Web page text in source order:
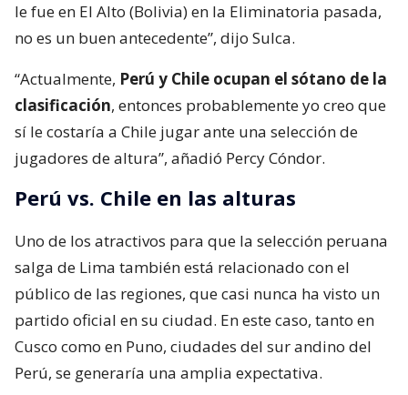
le fue en El Alto (Bolivia) en la Eliminatoria pasada,
no es un buen antecedente”, dijo Sulca.
“Actualmente, Perú y Chile ocupan el sótano de la
clasificación, entonces probablemente yo creo que
sí le costaría a Chile jugar ante una selección de
jugadores de altura”, añadió Percy Cóndor.
Perú vs. Chile en las alturas
Uno de los atractivos para que la selección peruana
salga de Lima también está relacionado con el
público de las regiones, que casi nunca ha visto un
partido oficial en su ciudad. En este caso, tanto en
Cusco como en Puno, ciudades del sur andino del
Perú, se generaría una amplia expectativa.